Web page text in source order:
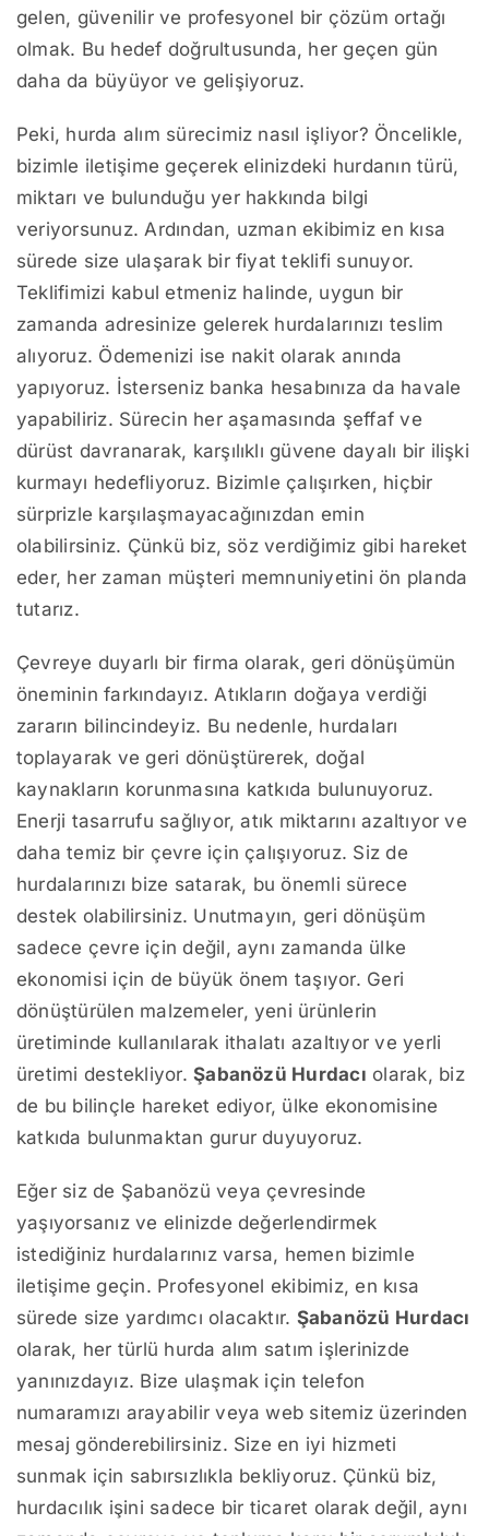
gelen, güvenilir ve profesyonel bir çözüm ortağı
olmak. Bu hedef doğrultusunda, her geçen gün
daha da büyüyor ve gelişiyoruz.
Peki, hurda alım sürecimiz nasıl işliyor? Öncelikle,
bizimle iletişime geçerek elinizdeki hurdanın türü,
miktarı ve bulunduğu yer hakkında bilgi
veriyorsunuz. Ardından, uzman ekibimiz en kısa
sürede size ulaşarak bir fiyat teklifi sunuyor.
Teklifimizi kabul etmeniz halinde, uygun bir
zamanda adresinize gelerek hurdalarınızı teslim
alıyoruz. Ödemenizi ise nakit olarak anında
yapıyoruz. İsterseniz banka hesabınıza da havale
yapabiliriz. Sürecin her aşamasında şeffaf ve
dürüst davranarak, karşılıklı güvene dayalı bir ilişki
kurmayı hedefliyoruz. Bizimle çalışırken, hiçbir
sürprizle karşılaşmayacağınızdan emin
olabilirsiniz. Çünkü biz, söz verdiğimiz gibi hareket
eder, her zaman müşteri memnuniyetini ön planda
tutarız.
Çevreye duyarlı bir firma olarak, geri dönüşümün
öneminin farkındayız. Atıkların doğaya verdiği
zararın bilincindeyiz. Bu nedenle, hurdaları
toplayarak ve geri dönüştürerek, doğal
kaynakların korunmasına katkıda bulunuyoruz.
Enerji tasarrufu sağlıyor, atık miktarını azaltıyor ve
daha temiz bir çevre için çalışıyoruz. Siz de
hurdalarınızı bize satarak, bu önemli sürece
destek olabilirsiniz. Unutmayın, geri dönüşüm
sadece çevre için değil, aynı zamanda ülke
ekonomisi için de büyük önem taşıyor. Geri
dönüştürülen malzemeler, yeni ürünlerin
üretiminde kullanılarak ithalatı azaltıyor ve yerli
üretimi destekliyor.Şabanözü Hurdacı olarak, biz
de bu bilinçle hareket ediyor, ülke ekonomisine
katkıda bulunmaktan gurur duyuyoruz.
Eğer siz de Şabanözü veya çevresinde
yaşıyorsanız ve elinizde değerlendirmek
istediğiniz hurdalarınız varsa, hemen bizimle
iletişime geçin. Profesyonel ekibimiz, en kısa
sürede size yardımcı olacaktır. Şabanözü Hurdacı
olarak, her türlü hurda alım satım işlerinizde
yanınızdayız. Bize ulaşmak için telefon
numaramızı arayabilir veya web sitemiz üzerinden
mesaj gönderebilirsiniz. Size en iyi hizmeti
sunmak için sabırsızlıkla bekliyoruz. Çünkü biz,
hurdacılık işini sadece bir ticaret olarak değil, aynı